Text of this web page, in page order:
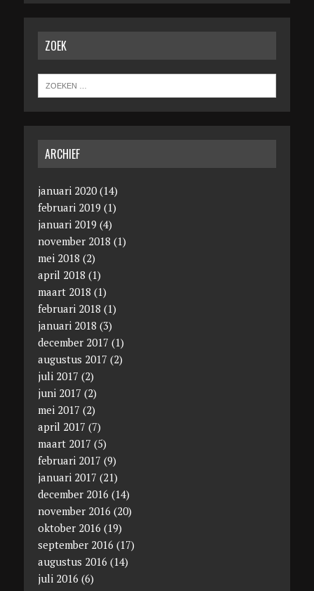
ZOEK
ARCHIEF
januari 2020(14)
februari 2019 (1)
januari 2019 (4)
november 2018 (1)
mei 2018 (2)
april 2018 (1)
maart 2018 (1)
februari 2018 (1)
januari 2018 (3)
december 2017 (1)
augustus 2017 (2)
juli 2017 (2)
juni 2017 (2)
mei 2017 (2)
april 2017 (7)
maart 2017 (5)
februari 2017 (9)
januari 2017 (21)
december 2016 (14)
november 2016 (20)
oktober 2016 (19)
september 2016 (17)
augustus 2016 (14)
juli 2016 (6)